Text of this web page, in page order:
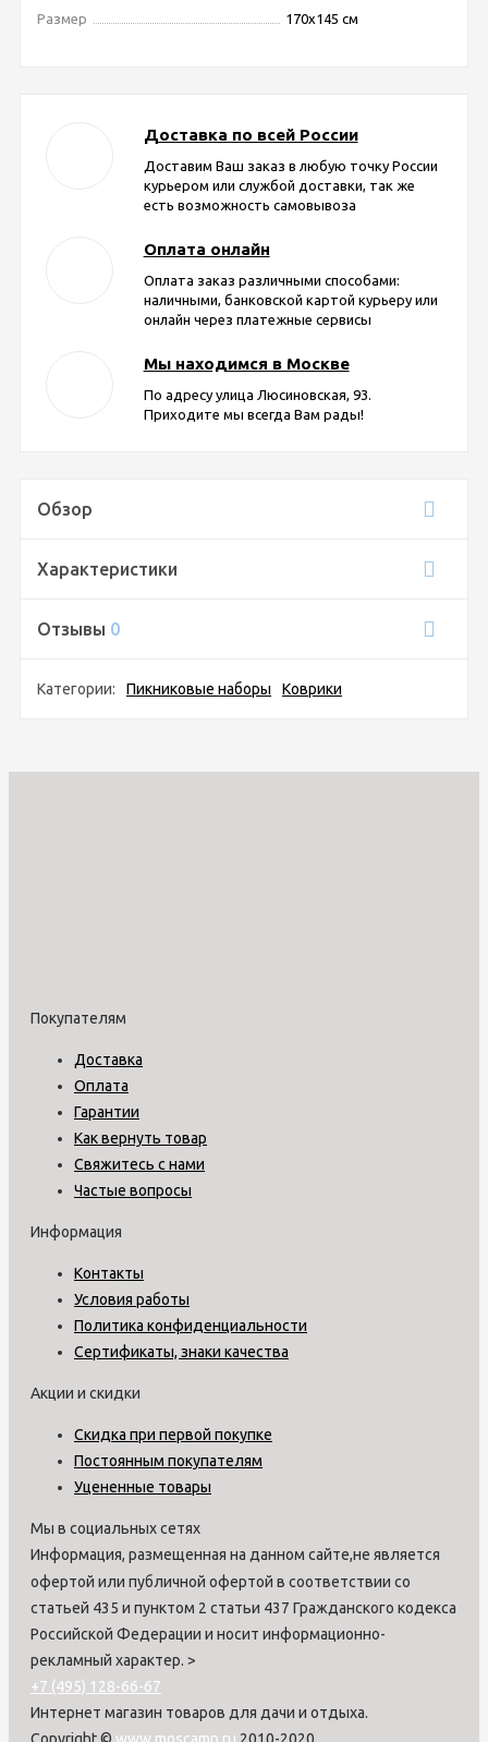
Размер
170х145 см
Доставка по всей России
Доставим Ваш заказ в любую точку России
курьером или службой доставки, так же
есть возможность самовывоза
Оплата онлайн
Оплата заказ различными способами:
наличными, банковской картой курьеру или
онлайн через платежные сервисы
Мы находимся в Москве
По адресу улица Люсиновская, 93.
Приходите мы всегда Вам рады!
Обзор
Характеристики
Отзывы 0
Категории: Пикниковые наборы Коврики
Покупателям
Доставка
Оплата
Гарантии
Как вернуть товар
Свяжитесь с нами
Частые вопросы
Информация
Контакты
Условия работы
Политика конфиденциальности
Сертификаты, знаки качества
Акции и скидки
Скидка при первой покупке
Постоянным покупателям
Уцененные товары
Мы в социальных сетях
Информация, размещенная на данном сайте,не является
офертой или публичной офертой в соответствии со
статьей 435 и пунктом 2 статьи 437 Гражданского кодекса
Российской Федерации и носит информационно-
рекламный характер. >
+7 (495) 128-66-67
Интернет магазин товаров для дачи и отдыха.